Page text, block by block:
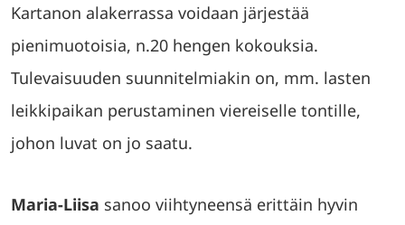
Kartanon alakerrassa voidaan järjestää
pienimuotoisia, n.20 hengen kokouksia.
Tulevaisuuden suunnitelmiakin on, mm. lasten
leikkipaikan perustaminen viereiselle tontille,
johon luvat on jo saatu.
Maria-Liisa sanoo viihtyneensä erittäin hyvin